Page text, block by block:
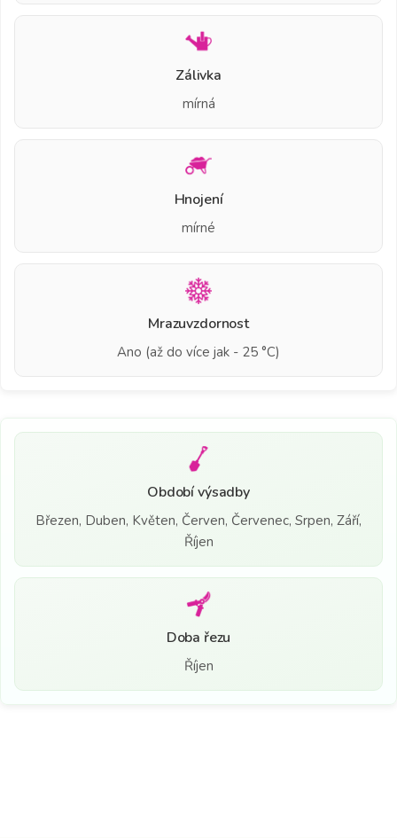
Zálivka
mírná
Hnojení
mírné
Mrazuvzdornost
Ano (až do více jak - 25 °C)
Období výsadby
Březen, Duben, Květen, Červen, Červenec, Srpen, Září,
Říjen
Doba řezu
Říjen